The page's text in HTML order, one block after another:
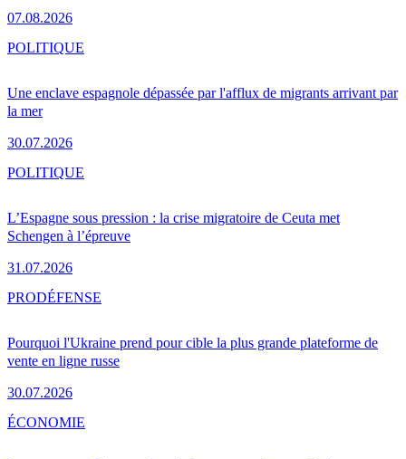
07.08.2026
Une enclave espagnole dépassée par l'afflux de migrants arrivant par
la mer
30.07.2026
POLITIQUE
L’Espagne sous pression : la crise migratoire de Ceuta met
Schengen à l’épreuve
31.07.2026
POLITIQUE
Pourquoi l'Ukraine prend pour cible la plus grande plateforme de
vente en ligne russe
30.07.2026
PRODÉFENSE
ÉCONOMIE